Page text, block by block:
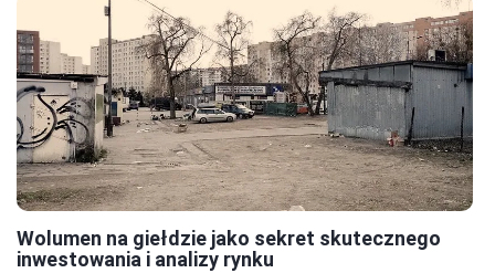
Wolumen na giełdzie jako sekret skutecznego
inwestowania i analizy rynku